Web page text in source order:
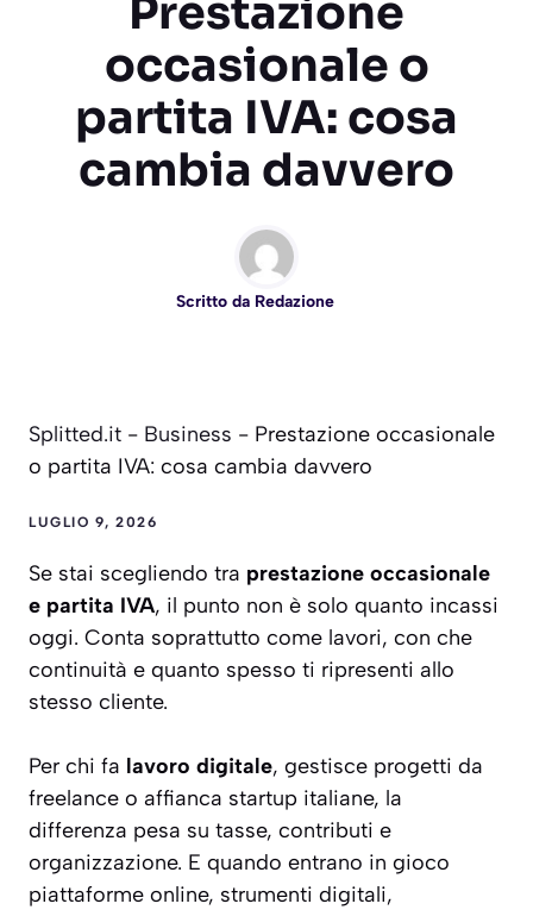
Prestazione
occasionale o
partita IVA: cosa
cambia davvero
Scritto da Redazione
Splitted.it - Business - Prestazione occasionale
o partita IVA: cosa cambia davvero
LUGLIO 9, 2026
Se stai scegliendo tra prestazione occasionale
e partita IVA, il punto non è solo quanto incassi
oggi. Conta soprattutto come lavori, con che
continuità e quanto spesso ti ripresenti allo
stesso cliente.
Per chi fa lavoro digitale, gestisce progetti da
freelance o affianca startup italiane, la
differenza pesa su tasse, contributi e
organizzazione. E quando entrano in gioco
piattaforme online, strumenti digitali,